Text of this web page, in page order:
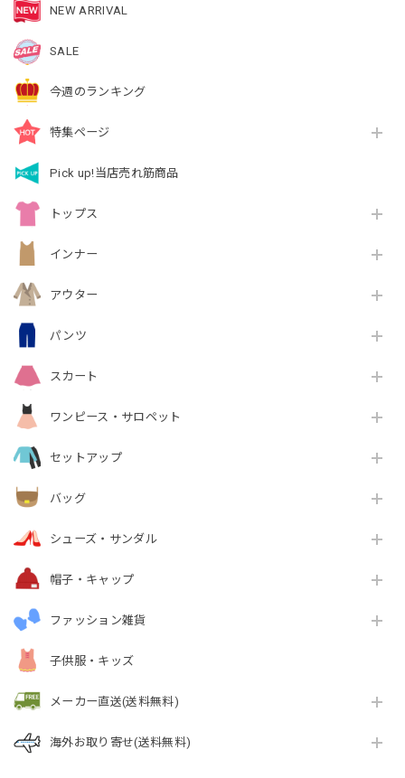
NEW ARRIVAL
SALE
今週のランキング
特集ページ
Pick up!当店売れ筋商品
トップス
インナー
アウター
パンツ
スカート
ワンピース・サロペット
セットアップ
バッグ
シューズ・サンダル
帽子・キャップ
ファッション雑貨
子供服・キッズ
メーカー直送(送料無料)
海外お取り寄せ(送料無料)